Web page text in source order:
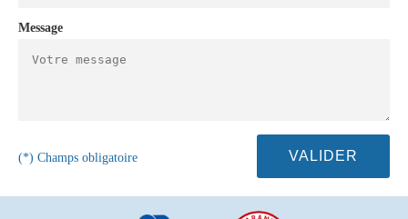
Message
(*) Champs obligatoire